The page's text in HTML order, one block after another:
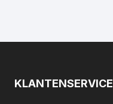
KLANTENSERVICE